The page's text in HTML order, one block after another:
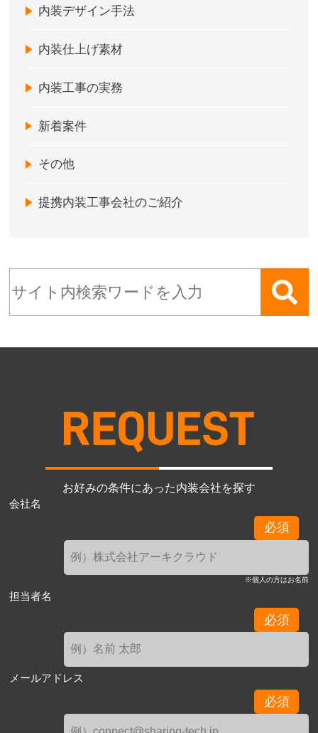
内装デザイン手法
内装仕上げ素材
内装工事の実務
新着案件
その他
提携内装工事会社のご紹介
お好みの条件にあった内装会社を探す
会社名
必須
※個人の方はお名前
担当者名
必須
メールアドレス
必須